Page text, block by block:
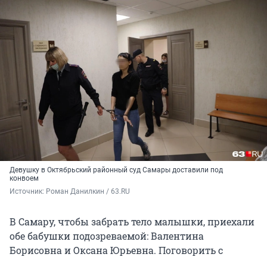
Девушку в Октябрьский районный суд Самары доставили под
конвоем
Источник: Роман Данилкин / 63.RU
В Самару, чтобы забрать тело малышки, приехали
обе бабушки подозреваемой: Валентина
Борисовна и Оксана Юрьевна. Поговорить с